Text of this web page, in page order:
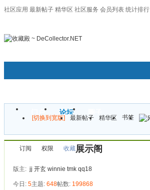
社区应用 最新帖子 精华区 社区服务 会员列表 统计排行
门户 论坛
[切换到宽版] 最新帖子 精华区
书签
订阅 权限 展示阁
收藏
版主: jj 开玄 winnie tmk qq18
今日: 5主题: 648帖数: 199868